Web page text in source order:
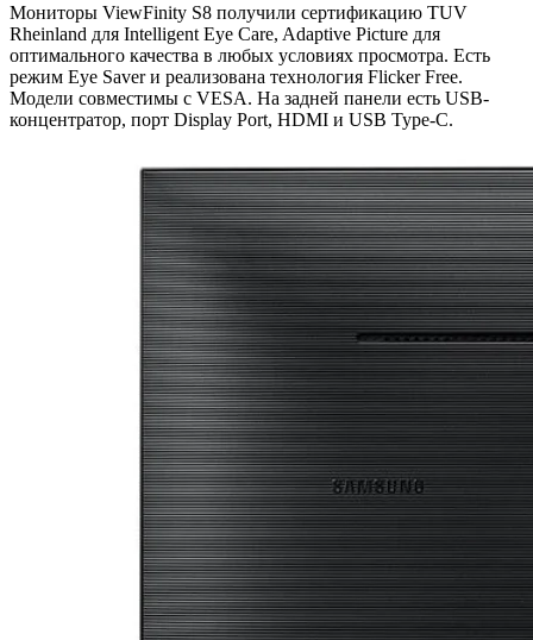
Мониторы ViewFinity S8 получили сертификацию TUV
Rheinland для Intelligent Eye Care, Adaptive Picture для
оптимального качества в любых условиях просмотра. Есть
режим Eye Saver и реализована технология Flicker Free.
Модели совместимы с VESA. На задней панели есть USB-
концентратор, порт Display Port, HDMI и USB Type-C.